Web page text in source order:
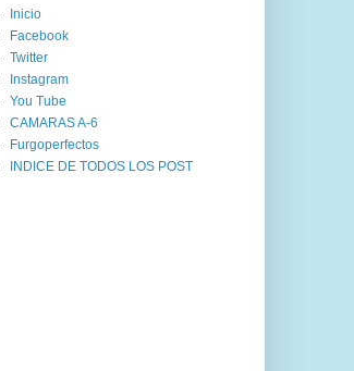
Inicio
Facebook
Twitter
Instagram
You Tube
CAMARAS A-6
Furgoperfectos
INDICE DE TODOS LOS POST